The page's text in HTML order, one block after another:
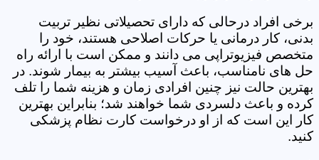
برخی افراد درحالی که دارای تحصیلاتی نظیر تربیت
بدنی، کار درمانی یا حرکات اصلاحی هستند، خود را
متخصص فیزیوتراپی می دانند و ممکن است با ارائه راه
حل های نامناسب، باعث آسیب بیشتر به بیمار شوند. در
بهترین حالت نیز چنین افرادی زمان و هزینه شما را تلف
کرده و باعث دلسردی شما خواهند شد؛ بنابراین بهترین
کار این است که از او درخواست کارت نظام پزشکی
کنید.